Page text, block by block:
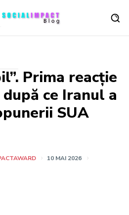
Prima reacție
ce Iranul a
SUA
10 MAI 2026